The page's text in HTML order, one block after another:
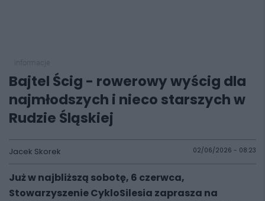
Bajtel Ścig - rowerowy wyścig dla
najmłodszych i nieco starszych w
Rudzie Śląskiej
Jacek Skorek 02/06/2026 - 08:23
Już w najbliższą sobotę, 6 czerwca,
Stowarzyszenie CykloSilesia zaprasza na